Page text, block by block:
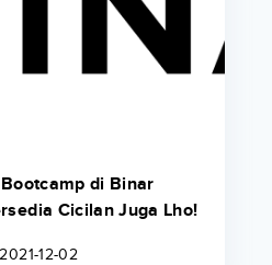
di Binar
Cicilan Juga Lho!
2021-12-02